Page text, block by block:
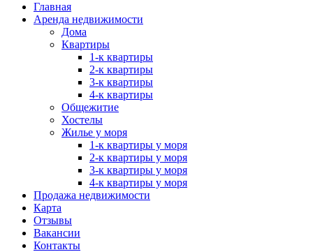
Главная
Аренда недвижимости
Дома
Квартиры
1-к квартиры
2-к квартиры
3-к квартиры
4-к квартиры
Общежитие
Хостелы
Жилье у моря
1-к квартиры у моря
2-к квартиры у моря
3-к квартиры у моря
4-к квартиры у моря
Продажа недвижимости
Карта
Отзывы
Вакансии
Контакты